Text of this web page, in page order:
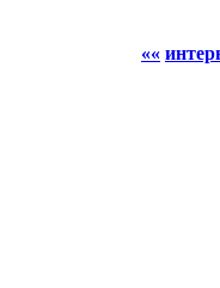
««